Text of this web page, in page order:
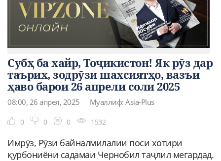
Субҳ ба хайр, Тоҷикистон! Як рӯз дар
таърих, зодрӯзи шахсиятҳо, вазъи
ҳаво барои 26 апрели соли 2025
08:00, 26 апрел, 2025 Муаллиф: Asia-Plus
0 0 0 1532
Имрӯз, Рӯзи байналмилалии поси хотири
қурбониёни садамаи Чернобил таҷлил мегардад.